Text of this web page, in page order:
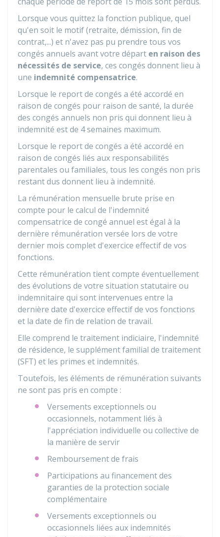
Lorsque vous quittez la fonction publique, quel
qu'en soit le motif (retraite, démission, fin de
contrat,...) et n'avez pas pu prendre tous vos
congés annuels avant votre départ en raison des
nécessités de service, ces congés donnent lieu à
une indemnité compensatrice.
Lorsque le report de congés a été accordé en
raison de congés pour raison de santé, la durée
des congés annuels non pris qui donnent lieu à
indemnité est de 4 semaines maximum.
Lorsque le report de congés a été accordé en
raison de congés liés aux responsabilités
parentales ou familiales, tous les congés non pris
restant dus donnent lieu à indemnité.
La rémunération mensuelle brute prise en
compte pour le calcul de l'indemnité
compensatrice de congé annuel est égal à la
dernière rémunération versée lors de votre
dernier mois complet d'exercice effectif de vos
fonctions.
Cette rémunération tient compte éventuellement
des évolutions de votre situation statutaire ou
indemnitaire qui sont intervenues entre la
dernière date d'exercice effectif de vos fonctions
et la date de fin de relation de travail.
Elle comprend le traitement indiciaire, l'indemnité
de résidence, le supplément familial de traitement
(SFT) et les primes et indemnités.
Toutefois, les éléments de rémunération suivants
ne sont pas pris en compte :
Versements exceptionnels ou
occasionnels, notamment liés à
l'appréciation individuelle ou collective de
la manière de servir
Remboursement de frais
Participations au financement des
garanties de la protection sociale
complémentaire
Versements exceptionnels ou
occasionnels liées aux indemnités